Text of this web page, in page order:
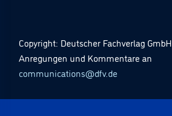
Copyright: Deutscher Fachverlag GmbH
Anregungen und Kommentare an
communications@dfv.de